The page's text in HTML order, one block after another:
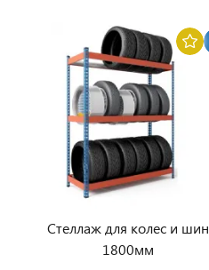
Стеллаж для колес и шин
1800мм